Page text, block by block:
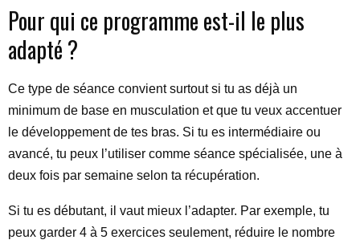
Pour qui ce programme est-il le plus
adapté ?
Ce type de séance convient surtout si tu as déjà un
minimum de base en musculation et que tu veux accentuer
le développement de tes bras. Si tu es intermédiaire ou
avancé, tu peux l’utiliser comme séance spécialisée, une à
deux fois par semaine selon ta récupération.
Si tu es débutant, il vaut mieux l’adapter. Par exemple, tu
peux garder 4 à 5 exercices seulement, réduire le nombre